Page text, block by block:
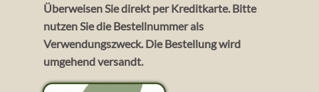
Überweisen Sie direkt per Kreditkarte. Bitte
nutzen Sie die Bestellnummer als
Verwendungszweck. Die Bestellung wird
umgehend versandt.